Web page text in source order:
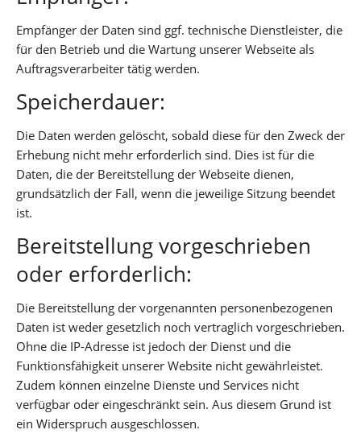
Empfänger der Daten sind ggf. technische Dienstleister, die
für den Betrieb und die Wartung unserer Webseite als
Auftragsverarbeiter tätig werden.
Speicherdauer:
Die Daten werden gelöscht, sobald diese für den Zweck der
Erhebung nicht mehr erforderlich sind. Dies ist für die
Daten, die der Bereitstellung der Webseite dienen,
grundsätzlich der Fall, wenn die jeweilige Sitzung beendet
ist.
Bereitstellung vorgeschrieben
oder erforderlich:
Die Bereitstellung der vorgenannten personenbezogenen
Daten ist weder gesetzlich noch vertraglich vorgeschrieben.
Ohne die IP-Adresse ist jedoch der Dienst und die
Funktionsfähigkeit unserer Website nicht gewährleistet.
Zudem können einzelne Dienste und Services nicht
verfügbar oder eingeschränkt sein. Aus diesem Grund ist
ein Widerspruch ausgeschlossen.